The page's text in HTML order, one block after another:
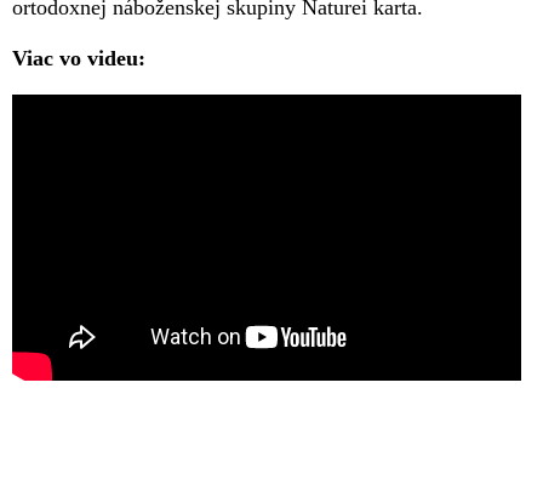
ortodoxnej náboženskej skupiny Naturei karta.
Viac vo videu: